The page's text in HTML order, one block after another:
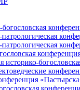
патрологическая
патрологическая
историко-